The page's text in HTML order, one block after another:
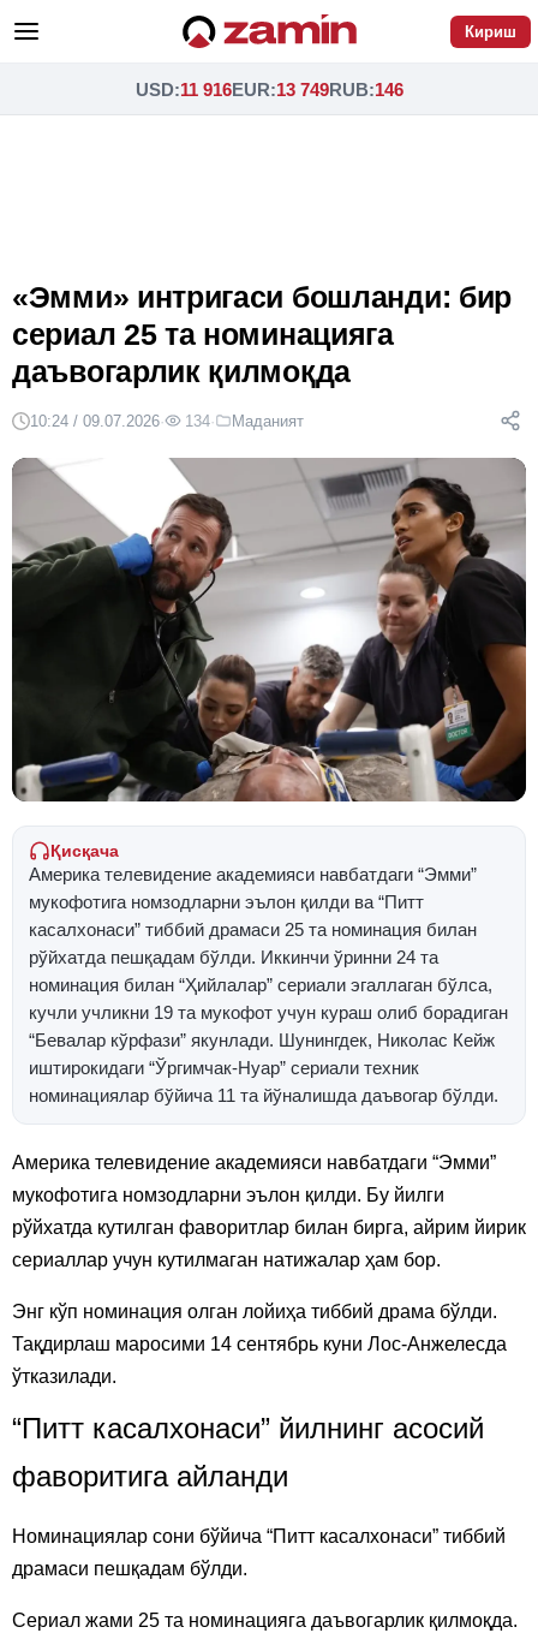
Кириш
USD:11 916EUR:13 749RUB:146
«Эмми» интригаси бошланди: бир
сериал 25 та номинацияга
даъвогарлик қилмоқда
10:24 / 09.07.2026· 134· Маданият
Қисқача
Америка телевидение академияси навбатдаги “Эмми”
мукофотига номзодларни эълон қилди ва “Питт
касалхонаси” тиббий драмаси 25 та номинация билан
рўйхатда пешқадам бўлди. Иккинчи ўринни 24 та
номинация билан “Ҳийлалар” сериали эгаллаган бўлса,
кучли учликни 19 та мукофот учун кураш олиб борадиган
“Бевалар кўрфази” якунлади. Шунингдек, Николас Кейж
иштирокидаги “Ўргимчак-Нуар” сериали техник
номинациялар бўйича 11 та йўналишда даъвогар бўлди.
Америка телевидение академияси навбатдаги “Эмми”
мукофотига номзодларни эълон қилди. Бу йилги
рўйхатда кутилган фаворитлар билан бирга, айрим йирик
сериаллар учун кутилмаган натижалар ҳам бор.
Энг кўп номинация олган лойиҳа тиббий драма бўлди.
Тақдирлаш маросими 14 сентябрь куни Лос-Анжелесда
ўтказилади.
“Питт касалхонаси” йилнинг асосий
фаворитига айланди
Номинациялар сони бўйича “Питт касалхонаси” тиббий
драмаси пешқадам бўлди.
Сериал жами 25 та номинацияга даъвогарлик қилмоқда.